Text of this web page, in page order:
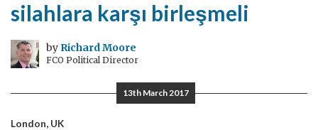
silahlara karşı birleşmeli
by Richard Moore
FCO Political Director
13th March 2017
London, UK